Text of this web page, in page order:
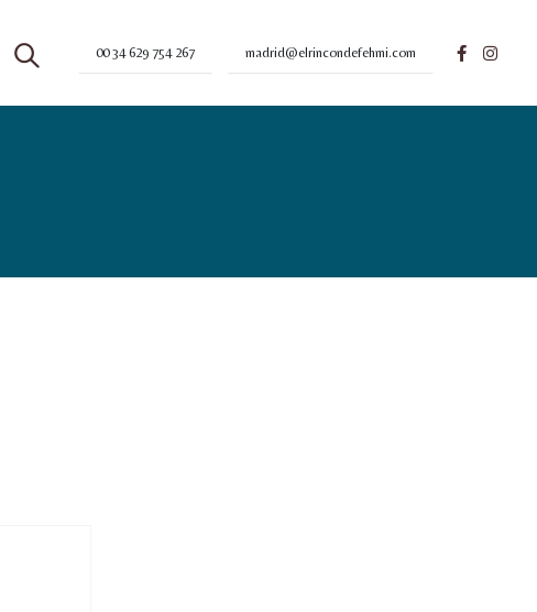
00 34 629 754 267 madrid@elrincondefehmi.com